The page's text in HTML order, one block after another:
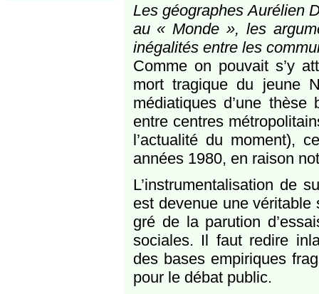
Les géographes Aurélien
au « Monde », les
inégalités entre les
Comme on pouvait s’y
mort tragique du jeune
médiatiques d’une
entre centres
l’actualité du moment),
années 1980, en raison
L’instrumentalisation de
est devenue une
gré de la parution
sociales. Il faut redire
des bases empiriques
pour le débat public.